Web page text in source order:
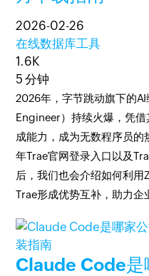
2026-02-26
在线数据库工具
1.6K
5 分钟
2026年，字节跳动旗下的AI
Engineer）持续火爆，凭
成能力，成为无数程序员
年Trae官网登录入口以及
后，我们也会介绍如何利
Trae形成优势互补，助力企
Claude Code是